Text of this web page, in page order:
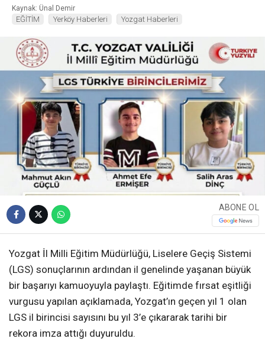
Kaynak: Ünal Demir
EĞİTİM Yerköy Haberleri Yozgat Haberleri
ABONE OL
Yozgat İl Milli Eğitim Müdürlüğü, Liselere Geçiş Sistemi
(LGS) sonuçlarının ardından il genelinde yaşanan büyük
bir başarıyı kamuoyuyla paylaştı. Eğitimde fırsat eşitliği
vurgusu yapılan açıklamada, Yozgat’ın geçen yıl 1 olan
LGS il birincisi sayısını bu yıl 3’e çıkararak tarihi bir
rekora imza attığı duyuruldu.